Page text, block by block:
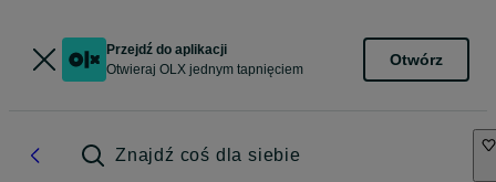
Przejdź do aplikacji
Otwieraj OLX jednym tapnięciem
Otwórz
Znajdź coś dla siebie